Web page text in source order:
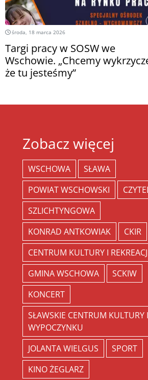
środa, 18 marca 2026
Targi pracy w SOSW we
Wschowie. „Chcemy
że tu jesteśmy”
Zobacz więcej
WSCHOWA
SŁAWA
POWIAT WSCHOWSKI
SZLICHTYNGOWA
KONRAD ANTKOWIAK
CKIR
CENTRUM KULTURY I
GMINA WSCHOWA
SCKIW
KONCERT
SŁAWSKIE CENTRUM KULTURY I
WYPOCZYNKU
JOLANTA WIELGUS
SPORT
KINO ŻEGLARZ